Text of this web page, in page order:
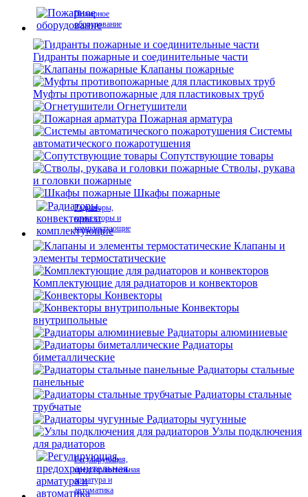
Пожарное
оборудование
Гидранты пожарные и соединительные части
Клапаны пожарные
Муфты противопожарные для пластиковых труб
Огнетушители
Пожарная арматура
Системы
автоматического пожаротушения
Сопутствующие товары
Стволы, рукава
и головки пожарные
Шкафы пожарные
Радиаторы,
конвекторы и
комплектующие
Клапаны и
элементы термостатические
Комплектующие для радиаторов и конвекторов
Конвекторы
Конвекторы
внутрипольные
Радиаторы алюминиевые
Радиаторы
биметаллические
Радиаторы стальные
панельные
Радиаторы стальные
трубчатые
Радиаторы чугунные
Узлы подключения
для радиаторов
Регулирующая,
предохранительная
арматура и
автоматика